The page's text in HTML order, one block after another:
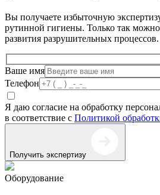
Вы получаете избыточную
рутинной гигиены. Только так
развития разрушительных процессов.
Ваше имя
Телефон
Я даю согласие на обработку
в соответствие с Политикой
Получить экспертизу
Оборудование